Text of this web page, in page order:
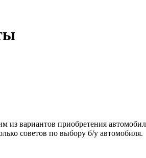
из вариантов приобретения
советов по выбору б/у автомобиля.